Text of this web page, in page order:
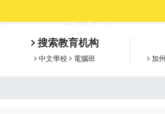
搜索教育机构
中文學校 電腦班 加